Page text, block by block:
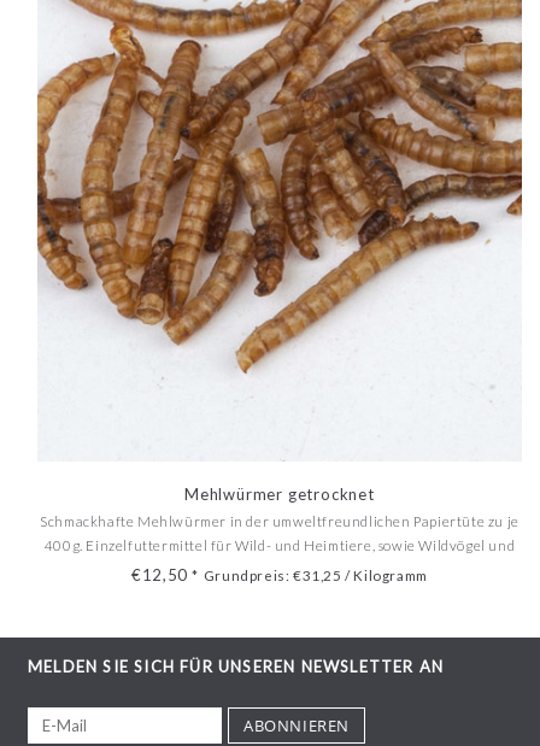
Mehlwürmer getrocknet
Schmackhafte Mehlwürmer in der umweltfreundlichen Papiertüte zu je
400g. Einzelfuttermittel für Wild- und Heimtiere, sowie Wildvögel und
Nager. Optimale Proteinquelle.
€12,50* Grundpreis: €31,25 / Kilogramm
MELDEN SIE SICH FÜR UNSEREN NEWSLETTER AN
ABONNIEREN